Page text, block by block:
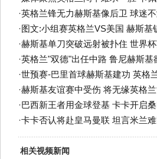
·英格兰锋无力赫斯基像后卫 球迷
· 图文:小组赛英格兰VS美国 赫斯基
·赫斯基单刀突破远射被扑住 世界
·英格兰"双德"出任中路 鲁尼赫斯基
·世预赛-巴里首球赫斯基建功 英格
·赫斯基友谊赛中受伤 将无缘英格
·巴西新王者用金球登基 卡卡开启
·卡卡否认将赴皇马曼联 坦言米兰
相关视频新闻